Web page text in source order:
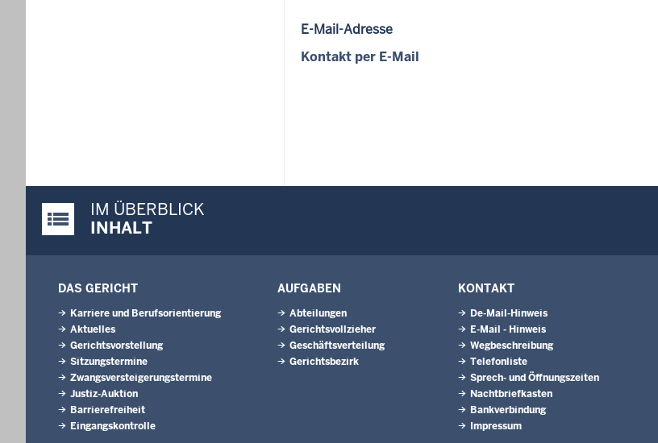
E-Mail-Adresse
Kontakt per E-Mail
Justiz-Portal im Überblick:
IM ÜBERBLICK
INHALT
DAS GERICHT
Karriere und Berufsorientierung
Aktuelles
Gerichtsvorstellung
Sitzungstermine
Zwangsversteigerungs­termine
Justiz-Auktion
Barrierefreiheit
Eingangskontrolle
AUFGABEN
Abteilungen
Gerichtsvollzieher
Geschäftsverteilung
Gerichtsbezirk
KONTAKT
De-Mail-Hinweis
E-Mail - Hinweis
Wegbeschreibung
Telefonliste
Sprech- und Öffnungszeiten
Nachtbriefkasten
Bankverbindung
Impressum